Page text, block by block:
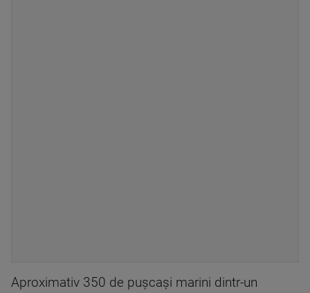
Aproximativ 350 de puşcaşi marini dintr-un